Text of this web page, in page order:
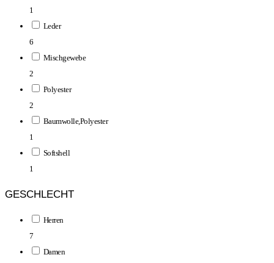
1
Leder
6
Mischgewebe
2
Polyester
2
Baumwolle,Polyester
1
Softshell
1
GESCHLECHT
Herren
7
Damen